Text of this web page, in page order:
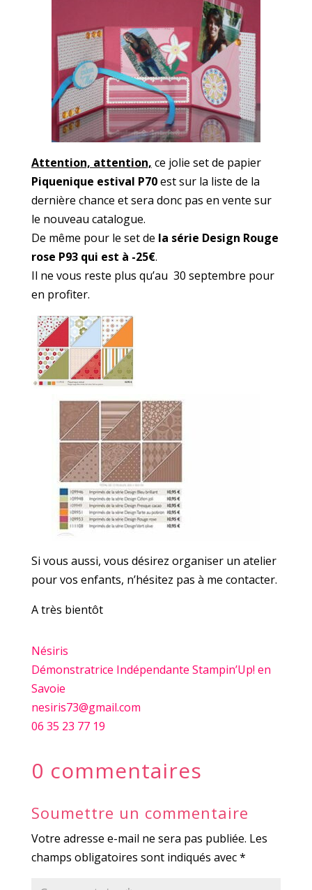
Attention, attention, ce jolie set de papier
Piquenique estival P70est sur la liste de la
dernière chance et sera donc pas en vente sur
le nouveau catalogue.
De même pour le set de la série Design Rouge
rose P93 qui est à -25€.
Il ne vous reste plus qu’au 30 septembre pour
en profiter.
Si vous aussi, vous désirez organiser un atelier
pour vos enfants, n’hésitez pas à me contacter.
A très bientôt
Nésiris
Démonstratrice Indépendante Stampin’Up! en
Savoie
nesiris73@gmail.com
06 35 23 77 19
0 commentaires
Soumettre un commentaire
Votre adresse e-mail ne sera pas publiée. Les
champs obligatoires sont indiqués avec*